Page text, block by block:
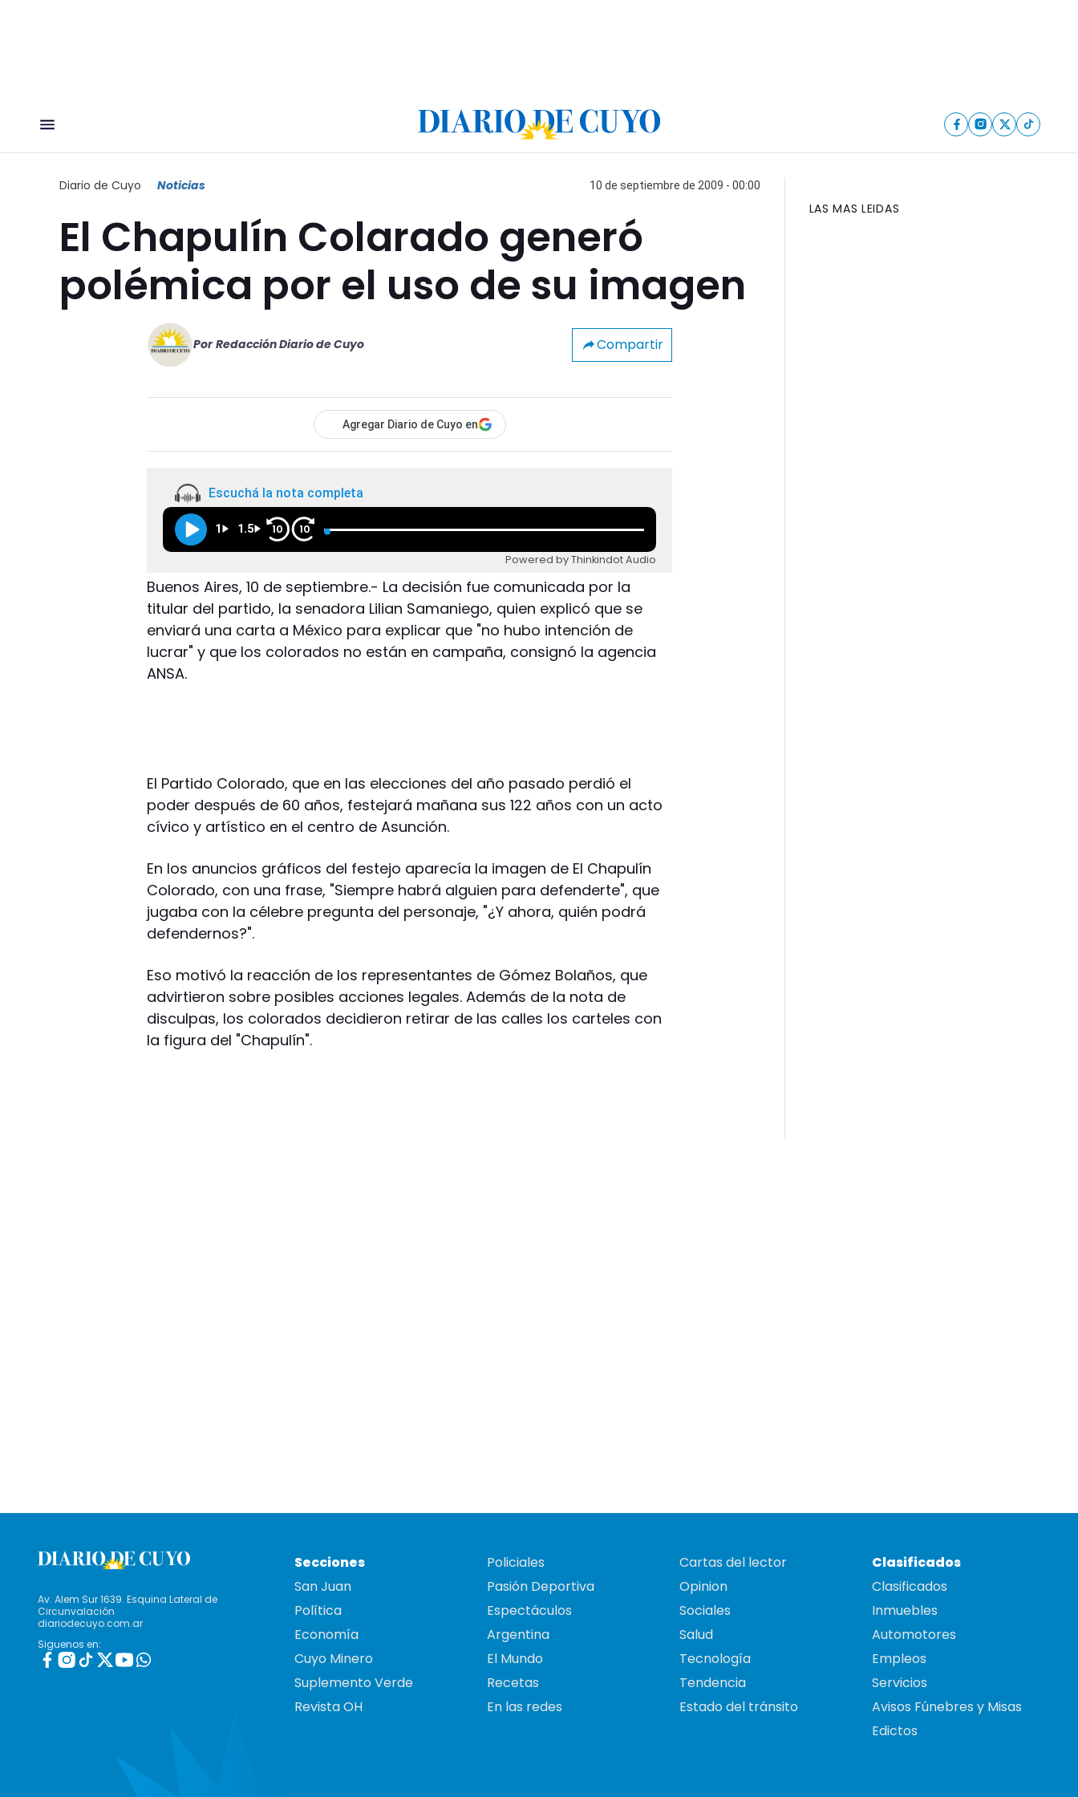
Diario de Cuyo Noticias 10 de septiembre de 2009 - 00:00
El Chapulín Colarado generó
polémica por el uso de su imagen
Por Redacción Diario de Cuyo Compartir
Agregar Diario de Cuyo en
Escuchá la nota completa
1 1.5 10 10
Powered by Thinkindot Audio
Buenos Aires, 10 de septiembre.- La decisión fue comunicada por la
titular del partido, la senadora Lilian Samaniego, quien explicó que se
enviará una carta a México para explicar que "no hubo intención de
lucrar" y que los colorados no están en campaña, consignó la agencia
ANSA.
El Partido Colorado, que en las elecciones del año pasado perdió el
poder después de 60 años, festejará mañana sus 122 años con un acto
cívico y artístico en el centro de Asunción.
En los anuncios gráficos del festejo aparecía la imagen de El Chapulín
Colorado, con una frase, "Siempre habrá alguien para defenderte", que
jugaba con la célebre pregunta del personaje, "¿Y ahora, quién podrá
defendernos?".
Eso motivó la reacción de los representantes de Gómez Bolaños, que
advirtieron sobre posibles acciones legales. Además de la nota de
disculpas, los colorados decidieron retirar de las calles los carteles con
la figura del "Chapulín".
LAS MAS LEIDAS
Av. Alem Sur 1639. Esquina Lateral de
Circunvalación
diariodecuyo.com.ar
Siguenos en:
Secciones
San Juan
Política
Economía
Cuyo Minero
Suplemento Verde
Revista OH
Policiales
Pasión Deportiva
Espectáculos
Argentina
El Mundo
Recetas
En las redes
Cartas del lector
Opinion
Sociales
Salud
Tecnología
Tendencia
Estado del tránsito
Clasificados
Clasificados
Inmuebles
Automotores
Empleos
Servicios
Avisos Fúnebres y Misas
Edictos